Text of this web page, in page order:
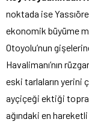
noktada ise
ekonomik büyüme
Otoyolu’nun
Havalimanı’nın
eski tarlaların yerini
ayçiçeği ektiği
ağındaki en